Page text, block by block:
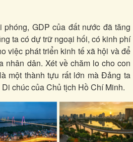
Nhà đẹp
Blog
Tình yêu - Gia đình
GDP của đất nước đã tăng
ta có dự trữ ngoại hối, có kinh phí
việc phát triển kinh tế xã hội và để
nhân dân. Xét về chăm lo cho con
một thành tựu rất lớn mà Đảng ta
chúc của Chủ tịch Hồ Chí Minh.